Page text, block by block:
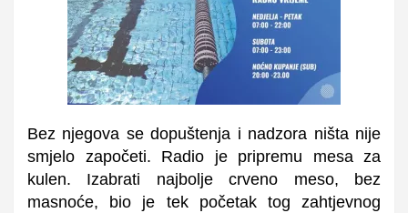
Bez njegova se dopuštenja i nadzora ništa nije
smjelo započeti. Radio je pripremu mesa za
kulen. Izabrati najbolje crveno meso, bez
masnoće, bio je tek početak tog zahtjevnog